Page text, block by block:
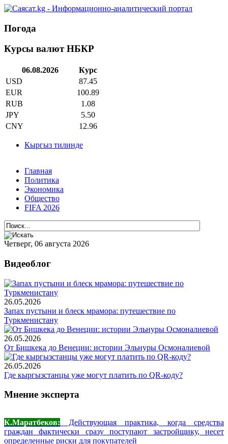
Погода
Курсы валют НБКР
06.08.2026
Курс
USD
87.45
EUR
100.89
RUB
1.08
JPY
5.50
CNY
12.96
Кыргыз тилинде
Главная
Политика
Экономика
Общество
FIFA 2026
Четверг, 06 августа 2026
Видеоблог
26.05.2026
Запах пустыни и блеск мрамора: путешествие по
Туркменистану
26.05.2026
От Бишкека до Венеции: истории Эльнуры Осмоналиевой
26.05.2026
Где кыргызстанцы уже могут платить по QR-коду?
Мнение эксперта
К.Маратбеков: Действующая практика, когда средства
граждан фактически сразу поступают застройщику, несет
определенные риски для покупателей